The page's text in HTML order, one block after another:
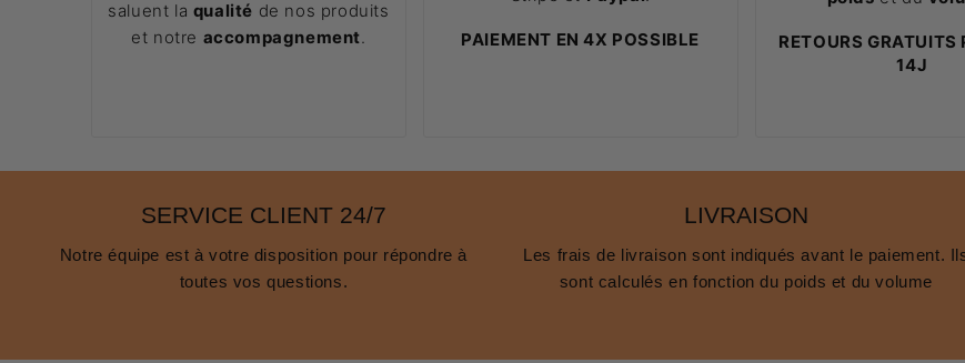
saluent la qualité de nos produits
et notre accompagnement. PAIEMENT EN 4X POSSIBLE
RETOURS GRATUITS
14J
SERVICE CLIENT 24/7
Notre équipe est à votre disposition pour répondre à
toutes vos questions.
LIVRAISON
Les frais de livraison sont indiqués avant le paiement.
sont calculés en fonction du poids et du volume